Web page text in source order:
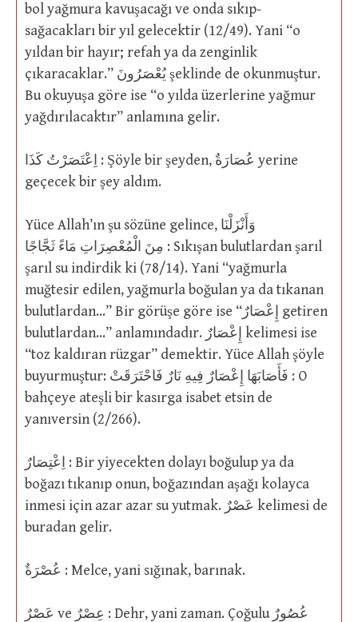
bol yağmura kavuşacağı ve onda sıkıp-
sağacakları bir yıl gelecektir (12/49). Yani “o
yıldan bir hayır; refah ya da zenginlik
çıkaracaklar.” يُعْصَرُونَ şeklinde de okunmuştur.
Bu okuyuşa göre ise “o yılda üzerlerine yağmur
yağdırılacaktır” anlamına gelir.
اِعْتَصَرْتُ كَذَا : Şöyle bir şeyden, عُصَارَةٌ yerine
geçecek bir şey aldım.
Yüce Allah’ın şu sözüne gelince, وَأَنْزَلْنَا
مِنَ الْمُعْصِرَاتِ مَاءً ثَجَّاجًا : Sıkışan bulutlardan şarıl
şarıl su indirdik ki (78/14). Yani “yağmurla
muğtesir edilen, yağmurla boğulan ya da tıkanan
bulutlardan…” Bir görüşe göre ise “إِعْصَارٌ getiren
bulutlardan…” anlamındadır. إِعْصَارٌ kelimesi ise
“toz kaldıran rüzgar” demektir. Yüce Allah şöyle
buyurmuştur: فَأَصَابَهَا إِعْصَارٌ فِيهِ نَارٌ فَاحْتَرَقَتْ : O
bahçeye ateşli bir kasırga isabet etsin de
yanıversin (2/266).
اِعْتِصَارٌ : Bir yiyecekten dolayı boğulup ya da
boğazı tıkanıp onun, boğazından aşağı kolayca
inmesi için azar azar su yutmak. عَصْرٌ kelimesi de
buradan gelir.
عُصْرَةٌ : Melce, yani sığınak, barınak.
عَصْرٌ ve عِصْرٌ : Dehr, yani zaman. Çoğulu عُصُورٌ